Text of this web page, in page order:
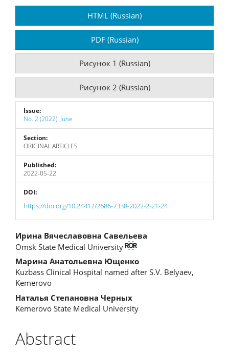
Sidebar
HTML (Russian)
PDF (Russian)
Рисунок 1 (Russian)
Рисунок 2 (Russian)
Issue:
No. 2 (2022): June
Section:
ORIGINAL ARTICLES
Published:
2022-05-22
DOI:
https://doi.org/10.24412/2686-7338-2022-2-21-24
Main
Article
Content
Ирина Вячеславовна Савельева
Omsk State Medical University
Марина Анатольевна Ющенко
Kuzbass Clinical Hospital named after S.V. Belyaev,
Kemerovo
Наталья Степановна Черных
Kemerovo State Medical University
Abstract